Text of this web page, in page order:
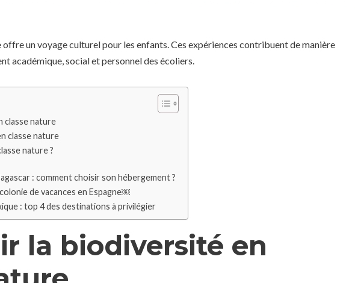
offre un voyage culturel pour les enfants. Ces expériences contribuent de manière
académique, social et personnel des écoliers.
classe nature
classe nature
nature ?
: comment choisir son hébergement ?
de vacances en Espagne￼
: top 4 des destinations à privilégier
la biodiversité en